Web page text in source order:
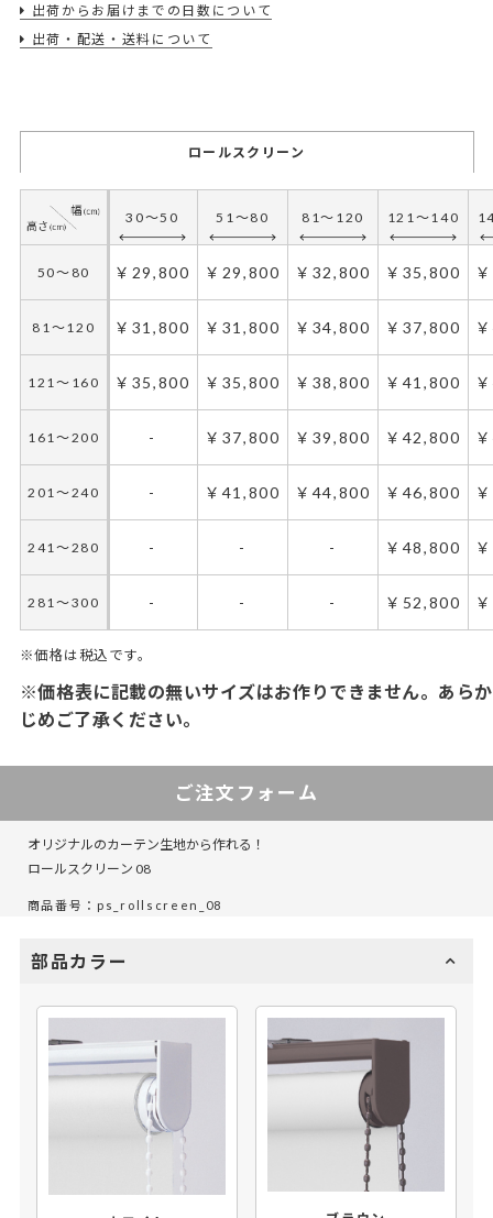
出荷からお届けまでの日数について
出荷・配送・送料について
ロールスクリーン
30～50 51～80 81～120 121～140
50～80 ￥29,800 ￥29,800 ￥32,800 ￥35,800
81～120 ￥31,800 ￥31,800 ￥34,800 ￥37,800
121～160 ￥35,800 ￥35,800 ￥38,800 ￥41,800
161～200 - ￥37,800 ￥39,800 ￥42,800
201～240 - ￥41,800 ￥44,800 ￥46,800
241～280 - - - ￥48,800
281～300 - - - ￥52,800
※価格は税込です。
※価格表に記載の無いサイズはお作りできません。あらか
じめご了承ください。
ご注文フォーム
オリジナルのカーテン生地から作れる！
ロールスクリーン 08
商品番号：ps_rollscreen_08
部品カラー